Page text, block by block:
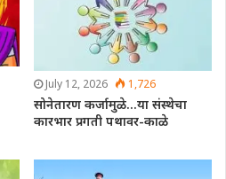
July 12, 2026 1,726
सोनेतारण कर्जामुळे…या संस्थेचा
कारभार प्रगती पथावर-काळे